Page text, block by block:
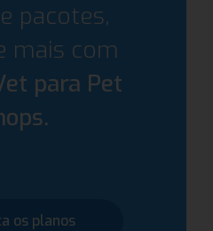
pacotes,
mais com
para Pet
os planos